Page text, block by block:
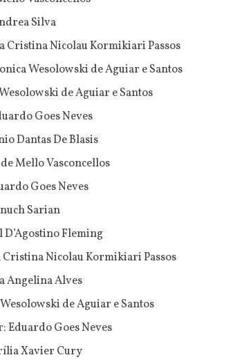
Silva
Cristina Nicolau Kormikiari Passos
Wesolowski de Aguiar e Santos
de Aguiar e Santos
Goes Neves
Dantas De Blasis
Mello Vasconcellos
Goes Neves
Sarian
Fleming
Nicolau Kormikiari Passos
Angelina Alves
de Aguiar e Santos
Eduardo Goes Neves
Xavier Cury